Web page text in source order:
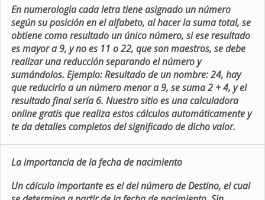
En numerologia cada letra tiene asignado un número
según su posición en el alfabeto, al hacer la suma total, se
obtiene como resultado un único número, si ese resultado
es mayor a 9, y no es 11 o 22, que son maestros, se debe
realizar una reducción separando el número y
sumándolos. Ejemplo: Resultado de un nombre: 24, hay
que reducirlo a un número menor a 9, se suma 2 + 4, y el
resultado final sería 6. Nuestro sitio es una calculadora
online gratis que realiza estos cálculos automáticamente y
te da detalles completos del significado de dicho valor.
La importancia de la fecha de nacimiento
Un cálculo importante es el del número de Destino, el cual